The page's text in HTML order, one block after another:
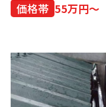
価格帯 55万円～